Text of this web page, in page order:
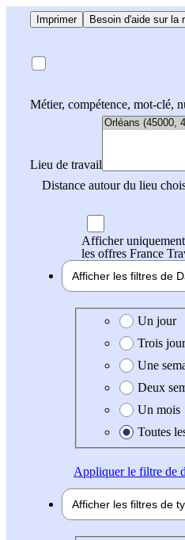
Imprimer Besoin d'aide sur la
Métier, compétence, mot-clé,
Lieu de travail
Distance autour du lieu
Afficher uniquement
les offres France
Afficher les filtres de
Date de création de
Un jour
Trois
Une
Deux
Un mois
Toutes
Appliquerle filtre de
Afficher les filtres de